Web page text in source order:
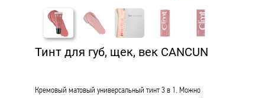
Тинт для губ, щек, век CANCUN
Кремовый матовый универсальный тинт 3 в 1. Можно